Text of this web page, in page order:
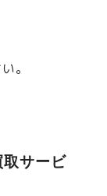
。
サービ